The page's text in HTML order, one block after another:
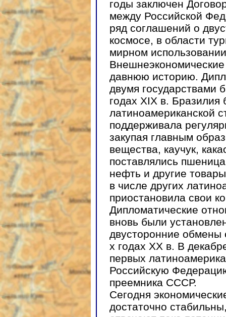
годы заключен
между Российской
ряд соглашений о
космосе, в области
мирном
давнюю историю.
двумя государствами
годах XIX в.
латиноамериканской
поддерживала
закупая главным
вещества, каучук,
поставлялись
нефть и другие
в числе других
приостановила свои
Дипломатические
вновь были
двусторонние обмены
х годах ХХ в. В
первых
Российскую
преемника СССР.
Сегодня
достаточно